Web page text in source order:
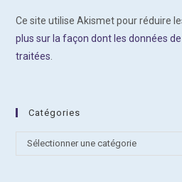
Ce site utilise Akismet pour réduire
plus sur la façon dont les données
traitées
Catégories
Catégories
Sélectionner une catégorie